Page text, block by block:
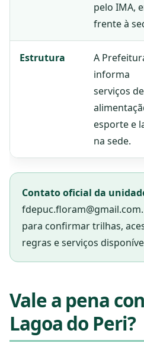
pelo IMA,
frente à
Estrutura
A
informa
serviços de
esporte e
na sede.
Contato oficial da
para confirmar trilhas,
regras e serviços
Vale a pena
Lagoa do Peri?